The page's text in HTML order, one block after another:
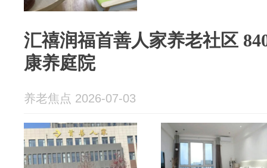
汇禧润福首善人家养老社区
康养庭院
养老焦点 2026-07-03